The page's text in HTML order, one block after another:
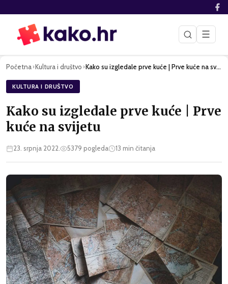
☰
Početna›Kultura i društvo › Kako su izgledale prve kuće | Prve kuće na svijetu
KULTURA I DRUŠTVO
Kako su izgledale prve kuće | Prve
kuće na svijetu
23. srpnja 2022. 5379 pogleda 13 min čitanja